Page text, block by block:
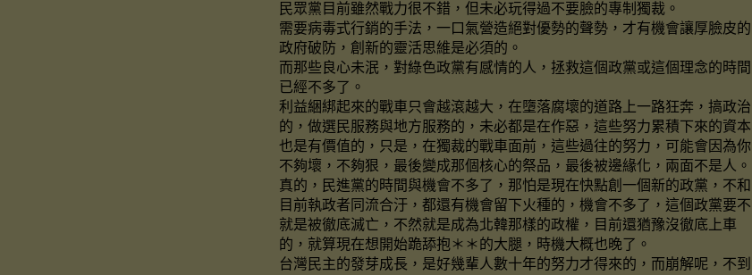
民眾黨目前雖然戰力很不錯，但未必玩得過不要臉的專制獨裁。
需要病毒式行銷的手法，一口氣營造絕對優勢的聲勢，才有機會讓厚臉皮的
政府破防，創新的靈活思維是必須的。
而那些良心未泯，對綠色政黨有感情的人，拯救這個政黨或這個理念的時間
已經不多了。
利益綑綁起來的戰車只會越滾越大，在墮落腐壞的道路上一路狂奔，搞政治
的，做選民服務與地方服務的，未必都是在作惡，這些努力累積下來的資本
也是有價值的，只是，在獨裁的戰車面前，這些過往的努力，可能會因為你
不夠壞，不夠狠，最後變成那個核心的祭品，最後被邊緣化，兩面不是人。
真的，民進黨的時間與機會不多了，那怕是現在快點創一個新的政黨，不和
目前執政者同流合汙，都還有機會留下火種的，機會不多了，這個政黨要不
就是被徹底滅亡，不然就是成為北韓那樣的政權，目前還猶豫沒徹底上車
的，就算現在想開始跪舔抱＊＊的大腿，時機大概也晚了。
台灣民主的發芽成長，是好幾輩人數十年的努力才得來的，而崩解呢，不到